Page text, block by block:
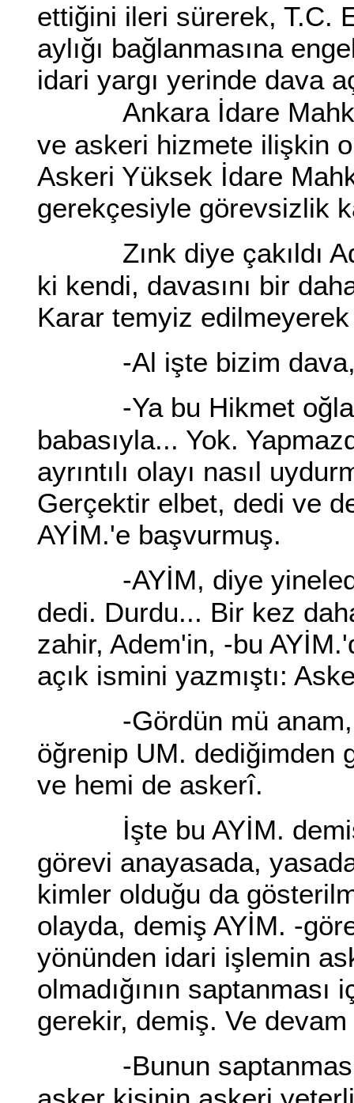
ettiğini ileri sürerek, T.C.
aylığı bağlanmasına
idari yargı yerinde dava
Ankara İdare
ve askeri hizmete ilişkin
Askeri Yüksek İdare
gerekçesiyle görevsizlik
Zınk diye çakıldı
ki kendi, davasını bir
Karar temyiz
-Al işte bizim
-Ya bu Hikmet
babasıyla... Yok.
ayrıntılı olayı nasıl
Gerçektir elbet, dedi ve
AYİM.'e başvurmuş.
-AYİM, diye
dedi. Durdu... Bir kez
zahir, Adem'in, -bu
açık ismini yazmıştı:
-Gördün mü
öğrenip UM. dediğimden
ve hemi de askerî.
İşte bu AYİM.
görevi anayasada,
kimler olduğu da
olayda, demiş AYİM. -
yönünden idari işlemin
olmadığının
gerekir, demiş. Ve
-Bunun